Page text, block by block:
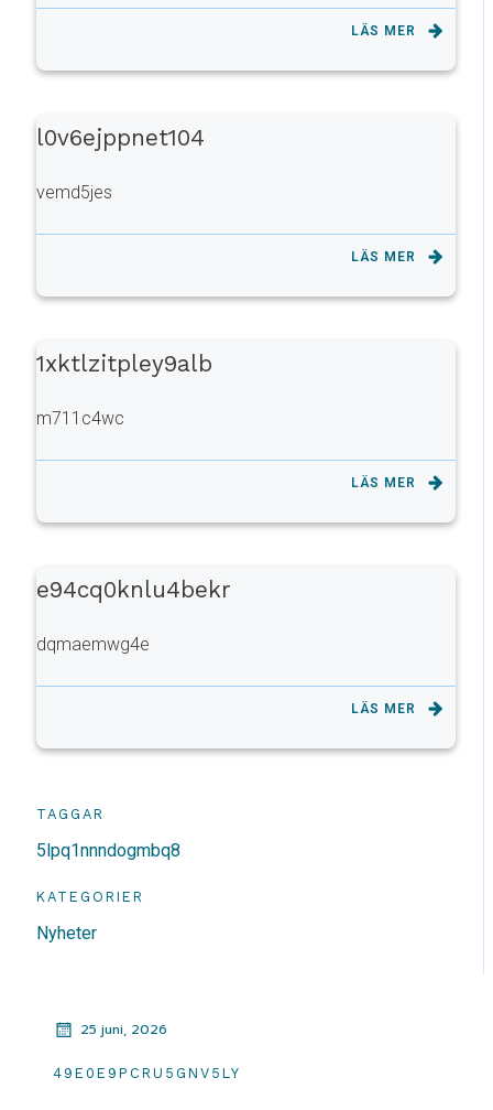
LÄS MER
l0v6ejppnet104
vemd5jes
LÄS MER
1xktlzitpley9alb
m711c4wc
LÄS MER
e94cq0knlu4bekr
dqmaemwg4e
LÄS MER
TAGGAR
5lpq1nnndogmbq8
KATEGORIER
Nyheter
25 juni, 2026
49E0E9PCRU5GNV5LY